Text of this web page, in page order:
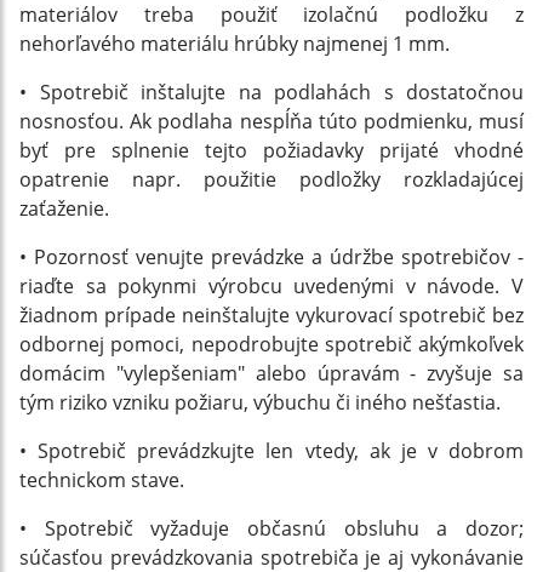
materiálov treba použiť izolačnú podložku z
nehorľavého materiálu hrúbky najmenej 1 mm.
• Spotrebič inštalujte na podlahách s dostatočnou
nosnosťou. Ak podlaha nespĺňa túto podmienku, musí
byť pre splnenie tejto požiadavky prijaté vhodné
opatrenie napr. použitie podložky rozkladajúcej
zaťaženie.
• Pozornosť venujte prevádzke a údržbe spotrebičov -
riaďte sa pokynmi výrobcu uvedenými v návode. V
žiadnom prípade neinštalujte vykurovací spotrebič bez
odbornej pomoci, nepodrobujte spotrebič akýmkoľvek
domácim "vylepšeniam" alebo úpravám - zvyšuje sa
tým riziko vzniku požiaru, výbuchu či iného nešťastia.
• Spotrebič prevádzkujte len vtedy, ak je v dobrom
technickom stave.
• Spotrebič vyžaduje občasnú obsluhu a dozor;
súčasťou prevádzkovania spotrebiča je aj vykonávanie